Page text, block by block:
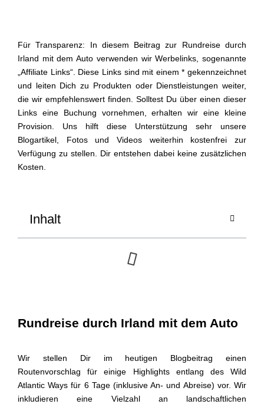
Für Transparenz: In diesem Beitrag zur Rundreise durch
Irland mit dem Auto verwenden wir Werbelinks, sogenannte
„Affiliate Links“. Diese Links sind mit einem * gekennzeichnet
und leiten Dich zu Produkten oder Dienstleistungen weiter,
die wir empfehlenswert finden. Solltest Du über einen dieser
Links eine Buchung vornehmen, erhalten wir eine kleine
Provision. Uns hilft diese Unterstützung sehr unsere
Blogartikel, Fotos und Videos weiterhin kostenfrei zur
Verfügung zu stellen. Dir entstehen dabei keine zusätzlichen
Kosten.
Inhalt
Rundreise durch Irland mit dem Auto
Wir stellen Dir im heutigen Blogbeitrag einen
Routenvorschlag für einige Highlights entlang des Wild
Atlantic Ways für 6 Tage (inklusive An- und Abreise) vor. Wir
inkludieren eine Vielzahl an landschaftlichen